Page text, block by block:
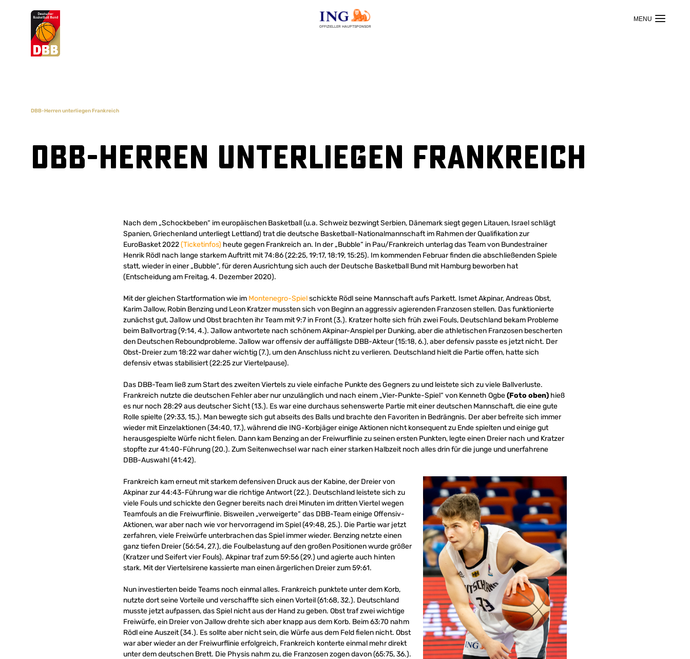
OFFIZIELLER HAUPTSPONSOR
Suchvorschläge
DBB-Herren unterliegen Frankreich
DBB-Herren unterliegen Frankreich
Nach dem „Schockbeben“ im europäischen Basketball (u.a. Schweiz bezwingt Serbien, Dänemark siegt gegen Litauen, Israel schlägt
Spanien, Griechenland unterliegt Lettland) trat die deutsche Basketball-Nationalmannschaft im Rahmen der Qualifikation zur
EuroBasket 2022(Ticketinfos) heute gegen Frankreich an. In der „Bubble“ in Pau/Frankreich unterlag das Team von Bundestrainer
Henrik Rödl nach lange starkem Auftritt mit 74:86 (22:25, 19:17, 18:19, 15:25). Im kommenden Februar finden die abschließenden Spiele
statt, wieder in einer „Bubble“, für deren Ausrichtung sich auch der Deutsche Basketball Bund mit Hamburg beworben hat
(Entscheidung am Freitag, 4. Dezember 2020).
Mit der gleichen Startformation wie im Montenegro-Spielschickte Rödl seine Mannschaft aufs Parkett. Ismet Akpinar, Andreas Obst,
Karim Jallow, Robin Benzing und Leon Kratzer mussten sich von Beginn an aggressiv agierenden Franzosen stellen. Das funktionierte
zunächst gut, Jallow und Obst brachten ihr Team mit 9:7 in Front (3.). Kratzer holte sich früh zwei Fouls, Deutschland bekam Probleme
beim Ballvortrag (9:14, 4.). Jallow antwortete nach schönem Akpinar-Anspiel per Dunking, aber die athletischen Franzosen bescherten
den Deutschen Reboundprobleme. Jallow war offensiv der auffälligste DBB-Akteur (15:18, 6.), aber defensiv passte es jetzt nicht. Der
Obst-Dreier zum 18:22 war daher wichtig (7.), um den Anschluss nicht zu verlieren. Deutschland hielt die Partie offen, hatte sich
defensiv etwas stabilisiert (22:25 zur Viertelpause).
Das DBB-Team ließ zum Start des zweiten Viertels zu viele einfache Punkte des Gegners zu und leistete sich zu viele Ballverluste.
Frankreich nutzte die deutschen Fehler aber nur unzulänglich und nach einem „Vier-Punkte-Spiel“ von Kenneth Ogbe(Foto oben) hieß
es nur noch 28:29 aus deutscher Sicht (13.). Es war eine durchaus sehenswerte Partie mit einer deutschen Mannschaft, die eine gute
Rolle spielte (29:33, 15.). Man bewegte sich gut abseits des Balls und brachte den Favoriten in Bedrängnis. Der aber befreite sich immer
wieder mit Einzelaktionen (34:40, 17.), während die ING-Korbjäger einige Aktionen nicht konsequent zu Ende spielten und einige gut
herausgespielte Würfe nicht fielen. Dann kam Benzing an der Freiwurflinie zu seinen ersten Punkten, legte einen Dreier nach und Kratzer
stopfte zur 41:40-Führung (20.). Zum Seitenwechsel war nach einer starken Halbzeit noch alles drin für die junge und unerfahrene
DBB-Auswahl (41:42).
Frankreich kam erneut mit starkem defensiven Druck aus der Kabine, der Dreier von
Akpinar zur 44:43-Führung war die richtige Antwort (22.). Deutschland leistete sich zu
viele Fouls und schickte den Gegner bereits nach drei Minuten im dritten Viertel wegen
Teamfouls an die Freiwurflinie. Bisweilen „verweigerte“ das DBB-Team einige Offensiv-
Aktionen, war aber nach wie vor hervorragend im Spiel (49:48, 25.). Die Partie war jetzt
zerfahren, viele Freiwürfe unterbrachen das Spiel immer wieder. Benzing netzte einen
ganz tiefen Dreier (56:54, 27.), die Foulbelastung auf den großen Positionen wurde größer
(Kratzer und Seifert vier Fouls). Akpinar traf zum 59:56 (29.) und agierte auch hinten
stark. Mit der Viertelsirene kassierte man einen ärgerlichen Dreier zum 59:61.
Nun investierten beide Teams noch einmal alles. Frankreich punktete unter dem Korb,
nutzte dort seine Vorteile und verschaffte sich einen Vorteil (61:68, 32.). Deutschland
musste jetzt aufpassen, das Spiel nicht aus der Hand zu geben. Obst traf zwei wichtige
Freiwürfe, ein Dreier von Jallow drehte sich aber knapp aus dem Korb. Beim 63:70 nahm
Rödl eine Auszeit (34.). Es sollte aber nicht sein, die Würfe aus dem Feld fielen nicht. Obst
war aber wieder an der Freiwurflinie erfolgreich, Frankreich konterte einmal mehr direkt
unter dem deutschen Brett. Die Physis nahm zu, die Franzosen zogen davon (65:75, 36.).